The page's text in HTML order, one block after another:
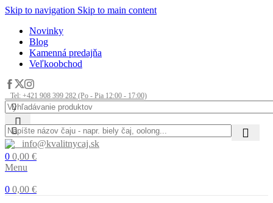
Skip to navigation Skip to main content
Novinky
Blog
Kamenná predajňa
Veľkoobchod
Tel: +421 908 399 282 (Po - Pia 12:00 - 17:00)
info@kvalitnycaj.sk
0 0,00 €
Menu
0 0,00 €